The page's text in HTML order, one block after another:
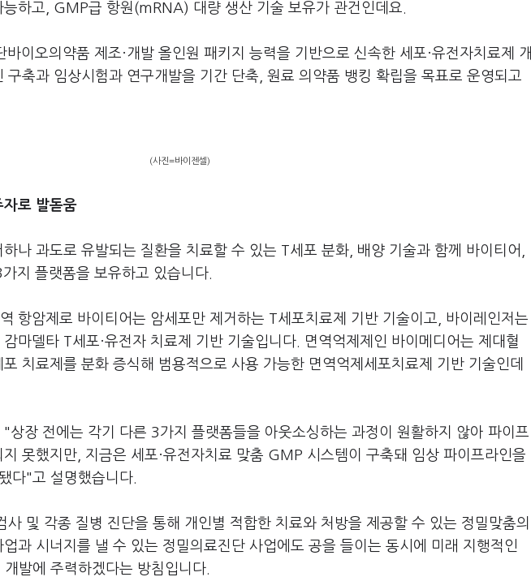
하고, GMP급 항원(mRNA) 대량 생산 기술 보유가 관건인데요.
이오의약품 제조·개발 올인원 패키지 능력을 기반으로 신속한 세포·유전자치료제 개
구축과 임상시험과 연구개발을 기간 단축, 원료 의약품 뱅킹 확립을 목표로 운영되고
(사진=바이젠셀)
자로 발돋움
나 과도로 유발되는 질환을 치료할 수 있는 T세포 분화, 배양 기술과 함께 바이티어,
지 플랫폼을 보유하고 있습니다.
항암제로 바이티어는 암세포만 제거하는 T세포치료제 기반 기술이고, 바이레인저는
마델타 T세포·유전자 치료제 기반 기술입니다. 면역억제제인 바이메디어는 제대혈
치료제를 분화 증식해 범용적으로 사용 가능한 면역억제세포치료제 기반 기술인데
상장 전에는 각기 다른 3가지 플랫폼들을 아웃소싱하는 과정이 원활하지 않아 파이프
못했지만, 지금은 세포·유전자치료 맞춤 GMP 시스템이 구축돼 임상 파이프라인을
다"고 설명했습니다.
사 및 각종 질병 진단을 통해 개인별 적합한 치료와 처방을 제공할 수 있는 정밀맞춤의
과 시너지를 낼 수 있는 정밀의료진단 사업에도 공을 들이는 동시에 미래 지행적인
발에 주력하겠다는 방침입니다.